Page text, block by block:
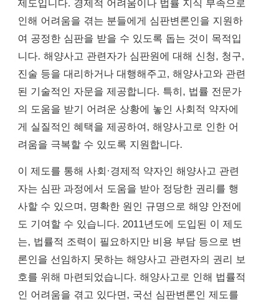
제도입니다. 경제적 어려움이나 법률 지식 부족으로
인해 어려움을 겪는 분들에게 심판변론인을 지원하
여 공정한 심판을 받을 수 있도록 돕는 것이 목적입
니다. 해양사고 관련자가 심판원에 대해 신청, 청구,
진술 등을 대리하거나 대행해주고, 해양사고와 관련
된 기술적인 자문을 제공합니다. 특히, 법률 전문가
의 도움을 받기 어려운 상황에 놓인 사회적 약자에
게 실질적인 혜택을 제공하여, 해양사고로 인한 어
려움을 극복할 수 있도록 지원합니다.
이 제도를 통해 사회·경제적 약자인 해양사고 관련
자는 심판 과정에서 도움을 받아 정당한 권리를 행
사할 수 있으며, 명확한 원인 규명으로 해양 안전에
도 기여할 수 있습니다. 2011년도에 도입된 이 제도
는, 법률적 조력이 필요하지만 비용 부담 등으로 변
론인을 선임하지 못하는 해양사고 관련자의 권리 보
호를 위해 마련되었습니다. 해양사고로 인해 법률적
인 어려움을 겪고 있다면, 국선 심판변론인 제도를